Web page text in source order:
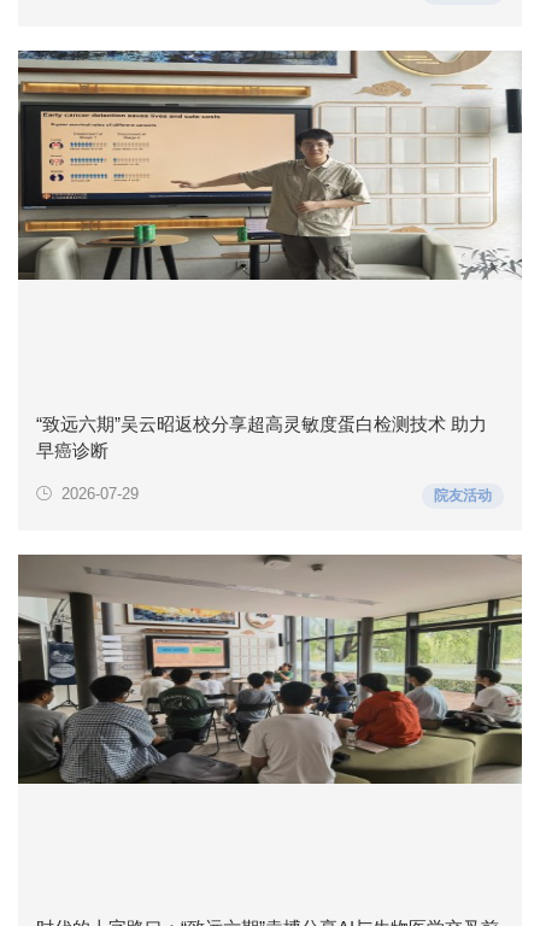
“致远六期”吴云昭返校分享超高灵敏度蛋白检测技术 助力
早癌诊断
2026-07-29 院友活动